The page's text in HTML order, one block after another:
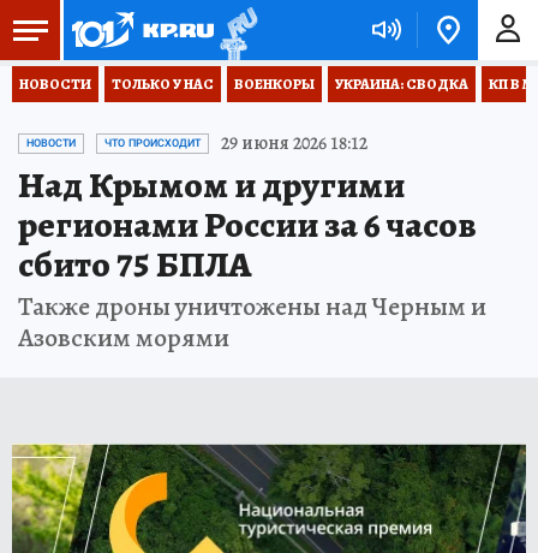
НОВОСТИ ТОЛЬКО У НАС ВОЕНКОРЫ УКРАИНА: СВОДКА КП В
НОВОСТИ ЧТО ПРОИСХОДИТ 29 июня 2026 18:12
Над Крымом и другими
регионами России за 6 часов
сбито 75 БПЛА
Также дроны уничтожены над Черным и
Азовским морями